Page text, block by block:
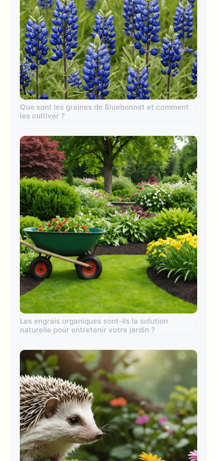
Que sont les graines de Bluebonnet et comment
les cultiver ?
Les engrais organiques sont-ils la solution
naturelle pour entretenir votre jardin ?